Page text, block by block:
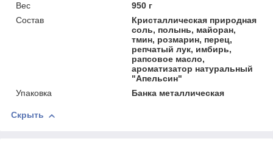
Вес
950 г
Состав
Кристаллическая природная
соль, полынь, майоран,
тмин, розмарин, перец,
репчатый лук, имбирь,
рапсовое масло,
ароматизатор натуральный
"Апельсин"
Упаковка
Банка металлическая
Скрыть